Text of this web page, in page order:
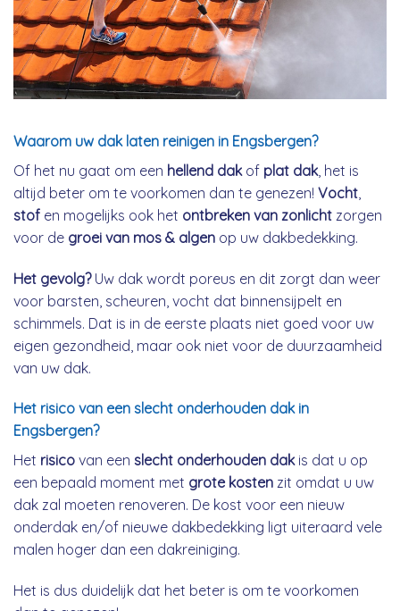
Waarom uw dak laten reinigen in Engsbergen?
Of het nu gaat om een hellend dakof plat dak, het is
altijd beter om te voorkomen dan te genezen! Vocht
stof en mogelijks ook het ontbreken van zonlicht zorgen
voor de groei van mos & algen op uw dakbedekking.
Het gevolg?Uw dak wordt poreus en dit zorgt dan weer
voor barsten, scheuren, vocht dat binnensijpelt en
schimmels. Dat is in de eerste plaats niet goed voor uw
eigen gezondheid, maar ook niet voor de duurzaamheid
van uw dak.
Het risico van een slecht onderhouden dak in
Engsbergen?
Het risico van een slecht onderhouden dakis dat u op
een bepaald moment met grote kosten zit omdat u uw
dak zal moeten renoveren. De kost voor een nieuw
onderdak en/of nieuwe dakbedekking ligt uiteraard vele
malen hoger dan een dakreiniging.
Het is dus duidelijk dat het beter is om te voorkomen